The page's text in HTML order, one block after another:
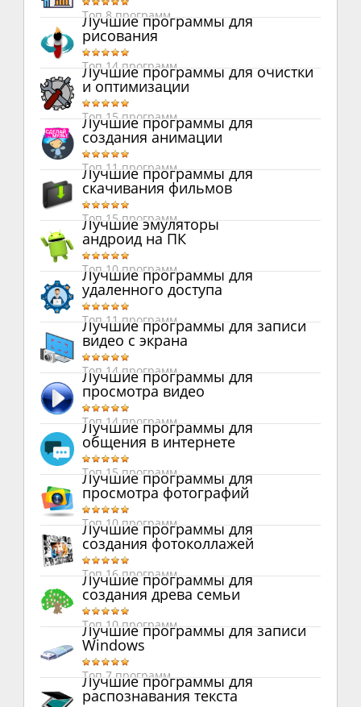
Топ 8 программ
Лучшие программы для
рисования
Топ 14 программ
Лучшие программы для очистки
и оптимизации
Топ 15 программ
Лучшие программы для
создания анимации
Топ 11 программ
Лучшие программы для
скачивания фильмов
Топ 15 программ
Лучшие эмуляторы
андроид на ПК
Топ 10 программ
Лучшие программы для
удаленного доступа
Топ 11 программ
Лучшие программы для записи
видео с экрана
Топ 14 программ
Лучшие программы для
просмотра видео
Топ 14 программ
Лучшие программы для
общения в интернете
Топ 15 программ
Лучшие программы для
просмотра фотографий
Топ 10 программ
Лучшие программы для
создания фотоколлажей
Топ 16 программ
Лучшие программы для
создания древа семьи
Топ 10 программ
Лучшие программы для записи
Windows
Топ 7 программ
Лучшие программы для
распознавания текста